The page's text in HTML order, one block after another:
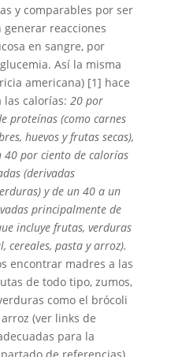
y comparables por ser
reacciones
en sangre, por
Así la misma
americana) [1] hace
las calorías: 20 por
proteínas (como carnes
huevos y frutas secas),
por ciento de calorías
(derivadas
y de un 40 a un
principalmente de
incluye frutas, verduras
cereales, pasta y arroz).
encontrar madres a las
de todo tipo, zumos,
como el brócoli
(ver links de
para la